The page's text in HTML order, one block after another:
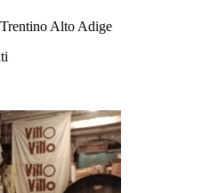
Alto Adige